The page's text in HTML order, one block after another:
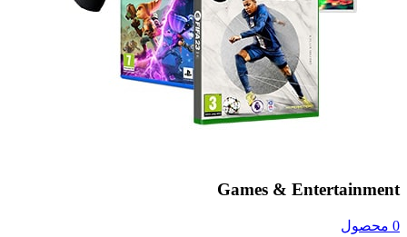
Games & Entertainment
0 محصول